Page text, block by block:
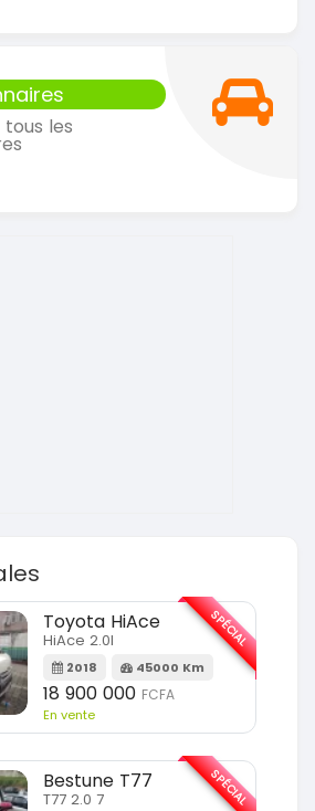
les
Toyota HiAce
HiAce 2.0l
2018 45000 Km
18 900 000 FCFA
En vente
SPÉCIAL
Bestune T77
T77 2.0 7 SPÉCIAL